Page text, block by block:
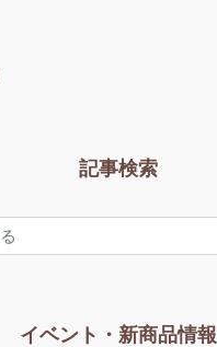
記事検索
イベント・新商品情報